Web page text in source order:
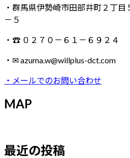
・群馬県伊勢崎市田部井町２丁
－５
・☎ ０２７０－６１－６９２４
・✉ azuma.w@willplus-dct.com
・メールでのお問い合わせ
MAP
最近の投稿